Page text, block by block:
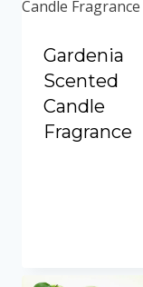
Gardenia
Scented
Candle
Fragrance